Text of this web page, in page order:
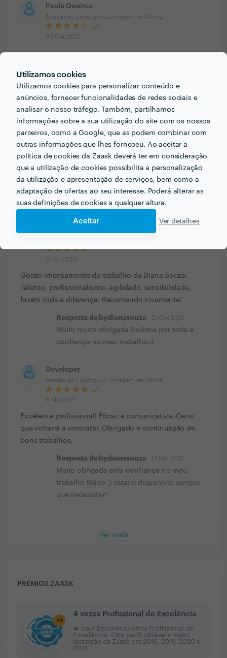
Utilizamos cookies
Utilizamos cookies para personalizar conteúdo e
anúncios, fornecer funcionalidades de redes sociais e
analisar o nosso tráfego. Também, partilhamos
informações sobre a sua utilização do site com os nossos
parceiros, como a Google, que as podem combinar com
outras informações que lhes forneceu. Ao aceitar a
política de cookies da Zaask deverá ter em consideração
que a utilização de cookies possibilita a personalização
da utilização e apresentação de serviços, bem como a
adaptação de ofertas ao seu interesse. Poderá alterar as
suas definições de cookies a qualquer altura.
Aceitar Ver detalhes
Paula Queiros
Design de Logótipo ou Imagem de Marca
30 Out 2021
Criativos Gráficos
26 Out 2021
Diana foi fantástica, com pouca informação chegou ao
ponto que queríamos , super criativa, ideias frescas e
muito profissional. Temos um logo bonito,
profissional. Muito obrigada pelo trabalho
Resposta de bydianasouza 29 Out 2021
Muito obrigada Ana pela confiança no meu
trabalho :))) ! Continuarei a dar o meu
melhor pelos seus projectos!
21 Out 2021
Gostei imensamente do trabalho da Diana Souza.
Talento, profissionalismo, agilidade, sensibilidade,
fazem toda a diferença. Recomendo vivamente!
Resposta de bydianasouza 21 Out 2021
Muito muito obrigada Noêmia por toda a
confiança no meu trabalho :)
Developer
Design de Logótipo ou Imagem de Marca
6 Mai 2021
Excelente profissional! Eficaz e comunicativa. Certo
que voltarei a contratar. Obrigado e continuação de
bons trabalhos.
Resposta de bydianasouza 13 Mai 2021
Muito obrigada pela confiança no meu
trabalho Mário :) estarei disponível sempre
que necessitar!
Ver mais
PRÉMIOS ZAASK
x4
4 vezes Profissional de Excelência
🔥 Uau! Encontrou um/a Profissional de
Excelência. Este perfil obteve a maior
distinção da Zaask em 2016, 2019, 2020 e
2021